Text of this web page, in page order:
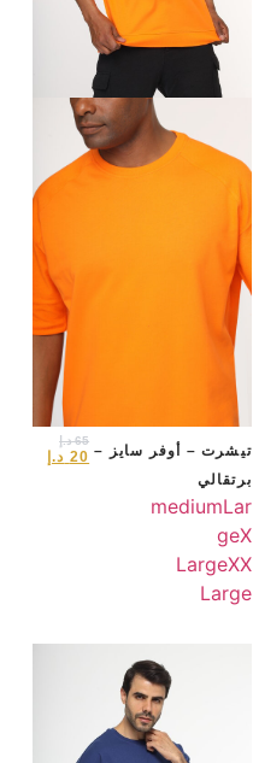
تيشرت – أوفر سايز –
برتقالي
65 د.إ
20 د.إ
mediumLar
geX
LargeXX
Large